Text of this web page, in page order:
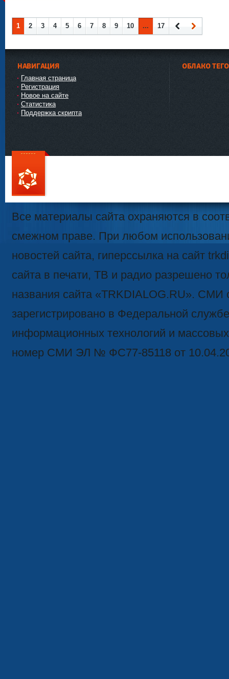
1 2 3 4 5 6 7 8 9 10 ...
17
НАВИГАЦИЯ
Главная страница
Регистрация
Новое на сайте
Статистика
Поддержка скрипта
ОБЛАКО
111
Все материалы сайта охраняются в
смежном праве. При любом
новостей сайта, гиперссылка на сайт
сайта в печати, ТВ и радио разрешено
названия сайта «TRKDIALOG.RU». СМИ
зарегистрировано в Федеральной
информационных технологий и
номер СМИ ЭЛ № ФС77-85118 от